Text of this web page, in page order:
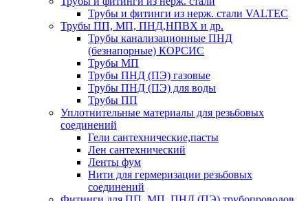
Трубы и фитинги из нерж. стали VALTEC
Трубы ПП, МП, ПНД,НПВХ и др.
Трубы канализационные ПНД
(безнапорные) КОРСИС
Трубы МП
Трубы ПНД (ПЭ) газовые
Трубы ПНД (ПЭ) для воды
Трубы ПП
Уплотнительные материалы для резьбовых
соединений
Гели сантехнические,пасты
Лен сантехнический
Ленты фум
Нити для гермеризации резьбовых
соединений